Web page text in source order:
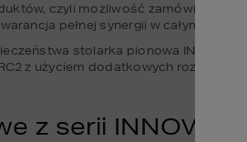
czyli możliwość zamówienia
pełnej synergii w całym
stolarka pionowa
z użyciem dodatkowych rozwiązań
z serii